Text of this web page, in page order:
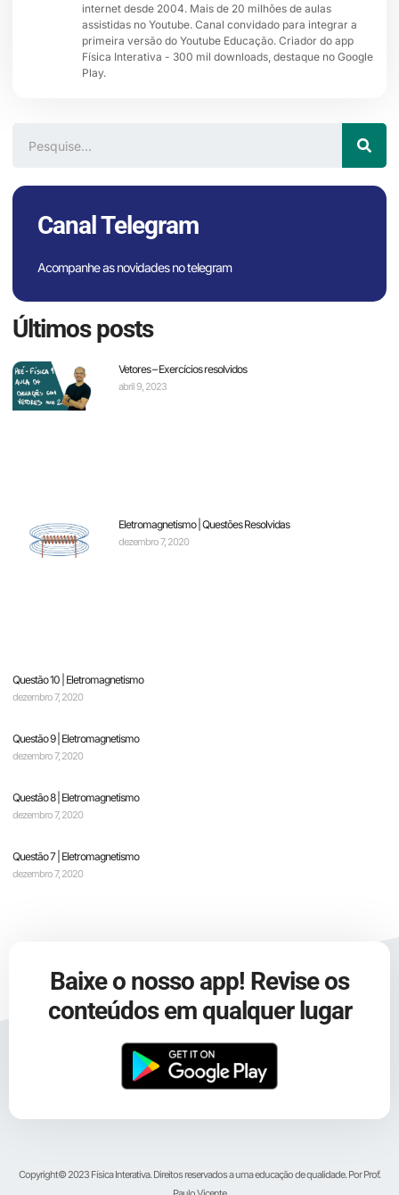
internet desde 2004. Mais de 20 milhões de aulas
assistidas no Youtube. Canal convidado para integrar a
primeira versão do Youtube Educação. Criador do app
Física Interativa - 300 mil downloads, destaque no Google
Play.
Canal Telegram
Acompanhe as novidades no telegram
Últimos posts
Vetores – Exercícios resolvidos
abril 9, 2023
Eletromagnetismo | Questões Resolvidas
dezembro 7, 2020
Questão 10 | Eletromagnetismo
dezembro 7, 2020
Questão 9 | Eletromagnetismo
dezembro 7, 2020
Questão 8 | Eletromagnetismo
dezembro 7, 2020
Questão 7 | Eletromagnetismo
dezembro 7, 2020
Baixe o nosso app! Revise os
conteúdos em qualquer lugar
Copyright© 2023 Física Interativa. Direitos reservados a uma educação de qualidade. Por Prof.